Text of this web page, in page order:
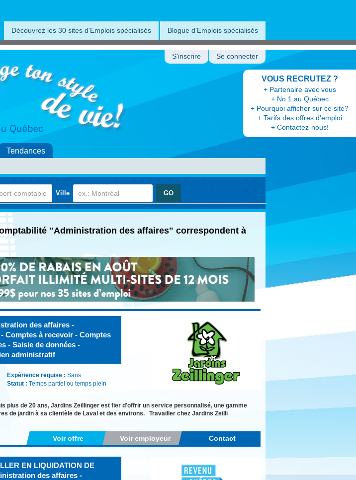
Découvrez les 30 sites d'Emplois spécialisés Blogue d'Emplois spécialisés
VOUS RECRUTEZ ?
+ Partenaire avec vous
+ No 1 au Québec
+ Pourquoi afficher sur ce site?
+ Tarifs des offres d'emploi
+ Contactez-nous!
S'inscrire Se connecter
Tendances
Ville
"Administration des affaires" correspondent à
des affaires -
Comptes à recevoir - Comptes
- Saisie de données -
administratif
Expérience requise : Sans
Statut : Temps partiel ou temps plein
plus de 20 ans, Jardins Zeillinger est fier d'offrir un service personnalisé, une gamme
de jardin à sa clientèle de Laval et des environs. Travailler chez Jardins Zeilli
Voir offre Voir employeur Contact
EN LIQUIDATION DE
des affaires -